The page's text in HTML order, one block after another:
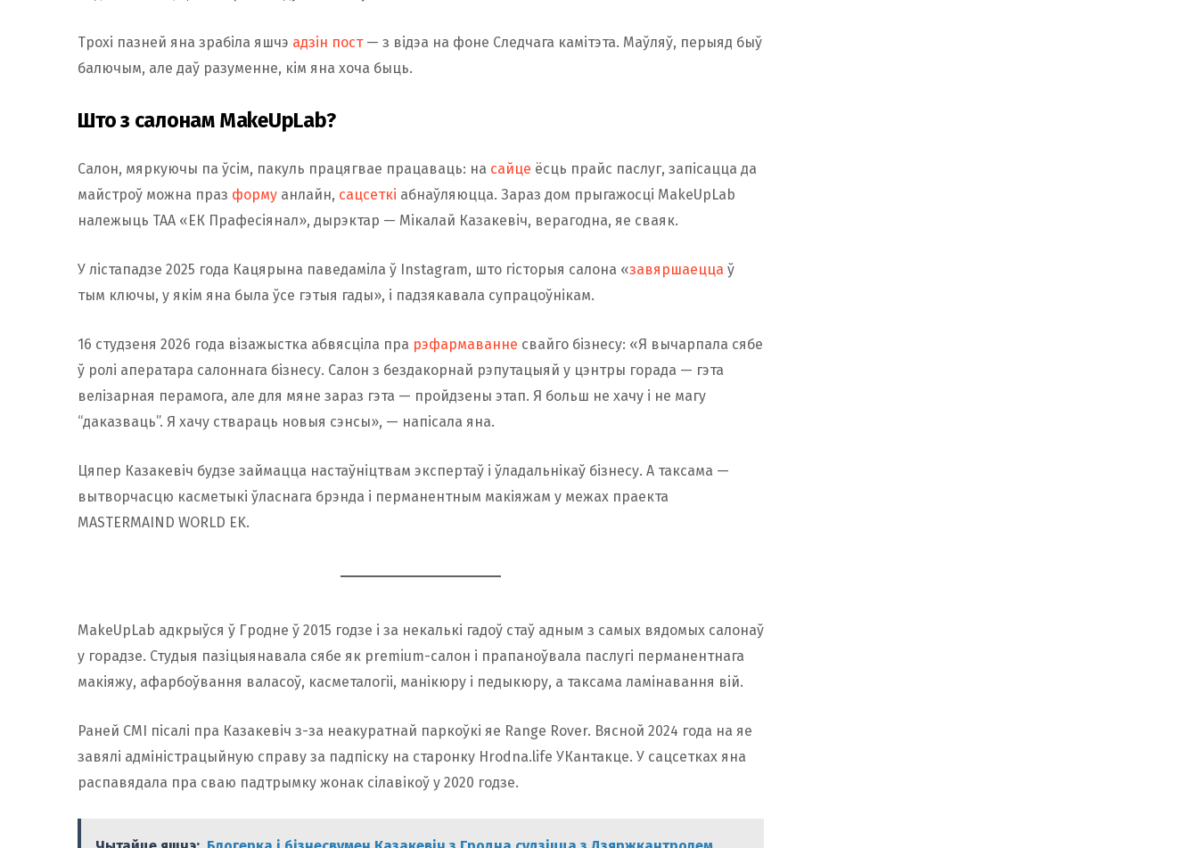
выручкі, ухіленне ад выплаты падаткаў і выплаты заробкаў «у канвертах». Наяўныя грошы
ад кліентаў не адлюстроўваліся ў афіцыйнай справаздачнасці і выкарыстоўваліся для
Сума схаванай выручкі, паводле інфармацыі дэпартамента фінансавых расследаванняў па
Гродзенскай вобласці, перавысіла 400 тыс. рублёў, а нявыплачаныя падаткі з «шэрых»
заробкаў склалі больш за 50 тыс. рублёў. Па гэтым факце распачалікрымінальную справу
супраць салона MakeUpLab на вуліцы Замкавай у Гродне (раней — на Падольнай),
У кастрычніку 2024 года ТАА «Мэйкаплаб», якое належыць Казакевіч, падало пазоў
Справа разглядалася ў эканамічным судзе. Зараз ТАА «Мэйкаплаб»знаходзіцца ў працэсе
ліквідацыі і з лютага 2024 года — у працэдуры банкруцтва.
Трохі пазней яна зрабіла яшчэ адзін пост— з відэа на фоне Следчага камітэта. Маўляў, перыяд быў
балючым, але даў разуменне, кім яна хоча быць.
Што з салонам MakeUpLab?
Салон, мяркуючы па ўсім, пакуль працягвае працаваць: на сайце ёсць прайс паслуг, запісацца да
майстроў можна праз форму анлайн, сацсеткі абнаўляюцца. Зараз дом прыгажосці MakeUpLab
належыць ТАА «ЕК Прафесіянал», дырэктар — Мікалай Казакевіч, верагодна, яе сваяк.
У лістападзе 2025 года Кацярына паведаміла ў Instagram, што гісторыя салона «завяршаецца ў
тым ключы, у якім яна была ўсе гэтыя гады», і падзякавала супрацоўнікам.
16 студзеня 2026 года візажыстка абвясціла пра рэфармаванне свайго бізнесу: «Я вычарпала сябе
ў ролі аператара салоннага бізнесу. Салон з бездакорнай рэпутацыяй у цэнтры горада — гэта
велізарная перамога, але для мяне зараз гэта — пройдзены этап. Я больш не хачу і не магу
“даказваць”. Я хачу ствараць новыя сэнсы», — напісала яна.
Цяпер Казакевіч будзе займацца настаўніцтвам экспертаў і ўладальнікаў бізнесу. А таксама —
вытворчасцю касметыкі ўласнага брэнда і перманентным макіяжам у межах праекта
MASTERMAIND WORLD EK.
MakeUpLab адкрыўся ў Гродне ў 2015 годзе і за некалькі гадоў стаў адным з самых вядомых салонаў
у горадзе. Студыя пазіцыянавала сябе як premium-салон і прапаноўвала паслугі перманентнага
макіяжу, афарбоўвання валасоў, касметалогіі, манікюру і педыкюру, а таксама ламінавання вій.
Раней СМІ пісалі пра Казакевіч з-за неакуратнай паркоўкі яе Range Rover. Вясной 2024 года на яе
завялі адміністрацыйную справу за падпіску на старонку Hrodna.life УКантакце. У сацсетках яна
распавядала пра сваю падтрымку жонак сілавікоў у 2020 годзе.